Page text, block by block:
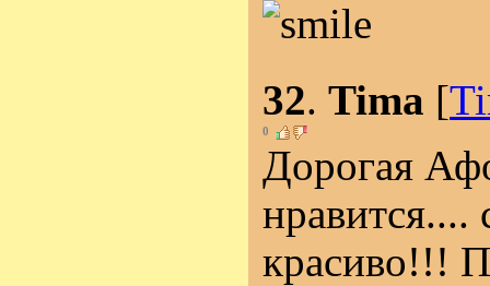
32. Tima [
0
Дорогая
нравится....
красиво!!!